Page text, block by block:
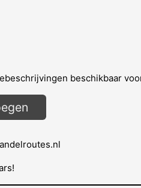
beschikbaar